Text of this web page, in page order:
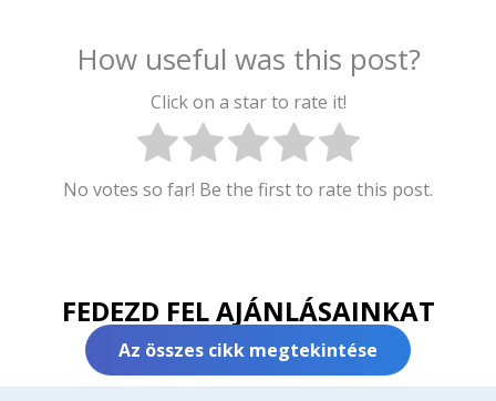
How useful was this post?
Click on a star to rate it!
No votes so far! Be the first to rate this post.
FEDEZD FEL AJÁNLÁSAINKAT
Az összes cikk megtekintése